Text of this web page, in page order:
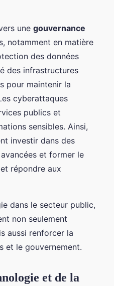
une gouvernance
notamment en matière
des données
des infrastructures
pour maintenir la
cyberattaques
publics et
sensibles. Ainsi,
investir dans des
et former le
répondre aux
dans le secteur public,
non seulement
aussi renforcer la
et le gouvernement.
et de la